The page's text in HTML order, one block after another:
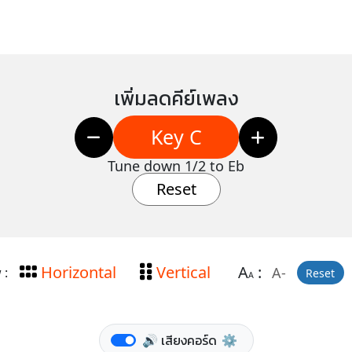
เพิ่มลดคีย์เพลง
Key C
Tune down 1/2 to Eb
Reset
: Horizontal Vertical AA: A- Reset
🔊 เสียงคอร์ด ⚙️